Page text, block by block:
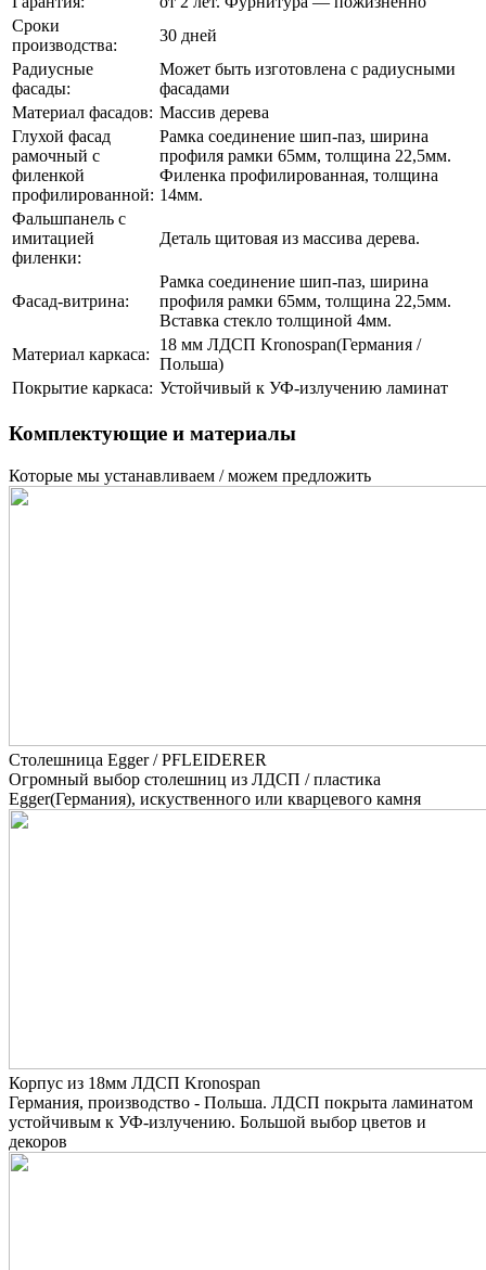
Сроки
производства:
30 дней
Радиусные
фасады:
Может быть изготовлена с радиусными
фасадами
Материал фасадов: Массив дерева
Глухой фасад
рамочный с
филенкой
профилированной:
Рамка соединение шип-паз, ширина
профиля рамки 65мм, толщина 22,5мм.
Филенка профилированная, толщина
14мм.
Фальшпанель с
имитацией
филенки:
Деталь щитовая из массива дерева.
Фасад-витрина:
Рамка соединение шип-паз, ширина
профиля рамки 65мм, толщина 22,5мм.
Вставка стекло толщиной 4мм.
Материал каркаса:
18 мм ЛДСП Kronospan(Германия /
Польша)
Покрытие каркаса: Устойчивый к УФ-излучению ламинат
Комплектующие и материалы
Которые мы устанавливаем / можем предложить
Столешница Egger / PFLEIDERER
Огромный выбор столешниц из ЛДСП / пластика
Egger(Германия), искуственного или кварцевого камня
Корпус из 18мм ЛДСП Kronospan
Германия, производство - Польша. ЛДСП покрыта ламинатом
устойчивым к УФ-излучению. Большой выбор цветов и
декоров